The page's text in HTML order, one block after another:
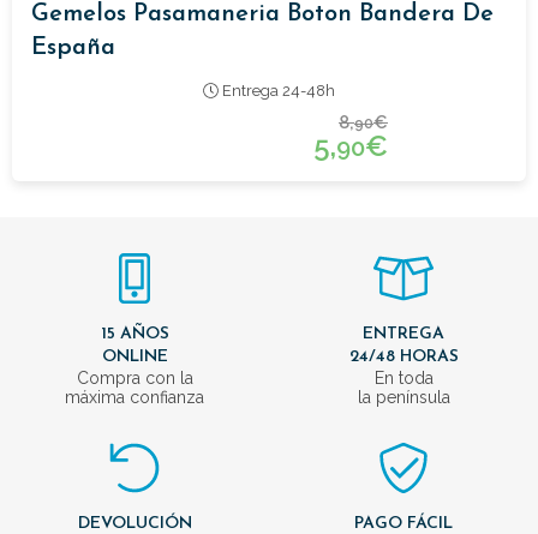
Gemelos Pasamaneria Boton Bandera De
España
Entrega 24-48h
8,90€
5,90€
15 AÑOS
ONLINE
Compra con la
máxima confianza
ENTREGA
24/48 HORAS
En toda
la península
DEVOLUCIÓN
PAGO FÁCIL